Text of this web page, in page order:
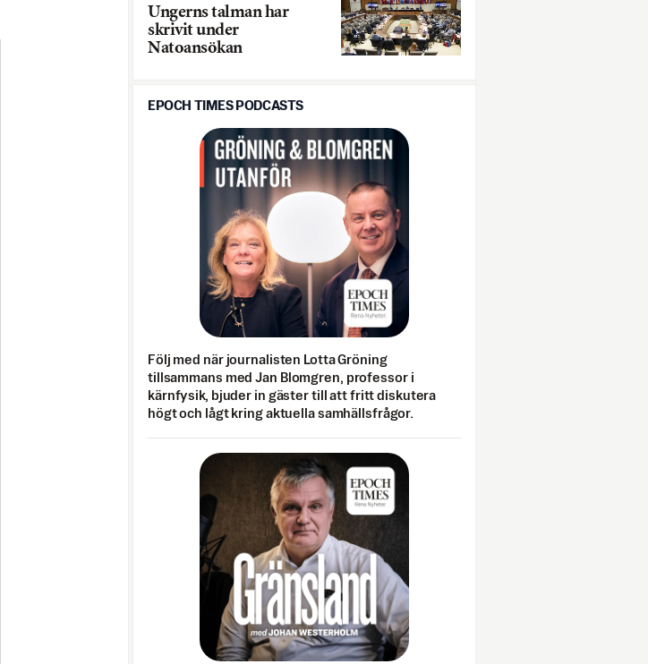
Ungerns talman har
skrivit under
Natoansökan
EPOCH TIMES PODCASTS
Följ med när journalisten Lotta Gröning
tillsammans med Jan Blomgren, professor i
kärnfysik, bjuder in gäster till att fritt diskutera
högt och lågt kring aktuella samhällsfrågor.